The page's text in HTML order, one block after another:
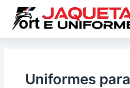
conteúdo
Uniformes para